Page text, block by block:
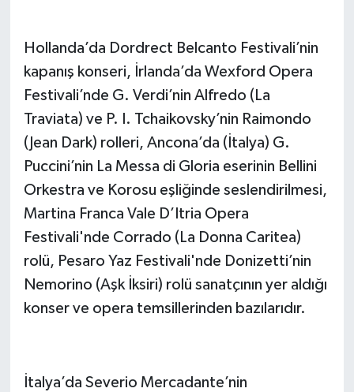
Hollanda’da Dordrect Belcanto Festivali’nin
kapanış konseri, İrlanda’da Wexford Opera
Festivali’nde G. Verdi’nin Alfredo ( La
Traviata) ve P. I. Tchaikovsky’nin Raimondo
(Jean Dark) rolleri, Ancona’da (İtalya) G.
Puccini’nin La Messa di Gloria eserinin Bellini
Orkestra ve Korosu eşliğinde seslendirilmesi,
Martina Franca Vale D’Itria Opera
Festivali'nde Corrado ( La Donna Caritea)
rolü, Pesaro Yaz Festivali'nde Donizetti’nin
Nemorino (Aşk İksiri) rolü sanatçının yer aldığı
konser ve opera temsillerinden bazılarıdır.
İtalya’da Severio Mercadante’nin